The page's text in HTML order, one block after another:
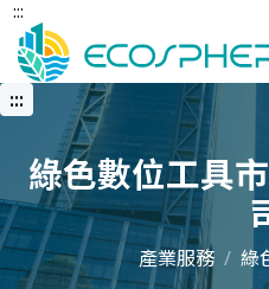
跳
到
中
內
:::
:::
綠色數位工具
產業服務 綠